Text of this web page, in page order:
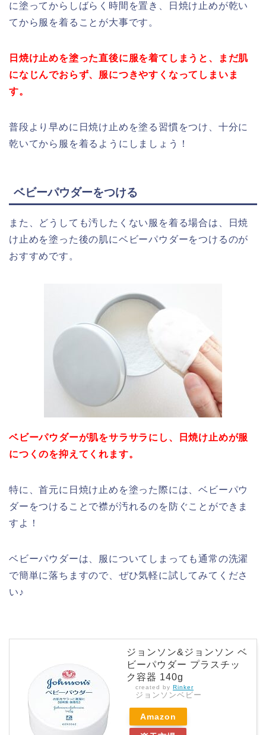
に塗ってからしばらく時間を置き、日焼け止めが乾い
てから服を着ることが大事です。
日焼け止めを塗った直後に服を着てしまうと、まだ肌
になじんでおらず、服につきやすくなってしまいま
す。
普段より早めに日焼け止めを塗る習慣をつけ、十分に
乾いてから服を着るようにしましょう！
ベビーパウダーをつける
また、どうしても汚したくない服を着る場合は、日焼
け止めを塗った後の肌にベビーパウダーをつけるのが
おすすめです。
ベビーパウダーが肌をサラサラにし、日焼け止めが服
につくのを抑えてくれます。
特に、首元に日焼け止めを塗った際には、ベビーパウ
ダーをつけることで襟が汚れるのを防ぐことができま
すよ！
ベビーパウダーは、服についてしまっても通常の洗濯
で簡単に落ちますので、ぜひ気軽に試してみてくださ
い♪
ジョンソン&ジョンソン ベ
ビーパウダー プラスチッ
ク容器 140g
created by Rinker
ジョンソンベビー
Amazon